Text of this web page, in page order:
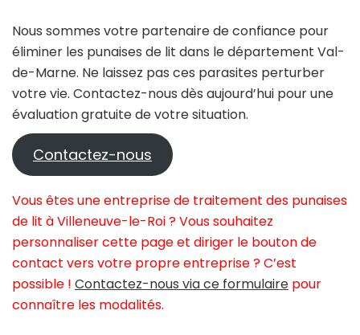
Nous sommes votre partenaire de confiance pour
éliminer les punaises de lit dans le département Val-
de-Marne. Ne laissez pas ces parasites perturber
votre vie. Contactez-nous dès aujourd’hui pour une
évaluation gratuite de votre situation.
Contactez-nous
Vous êtes une entreprise de traitement des punaises
de lit à Villeneuve-le-Roi ? Vous souhaitez
personnaliser cette page et diriger le bouton de
contact vers votre propre entreprise ? C’est
possible ! Contactez-nous via ce formulaire pour
connaître les modalités.